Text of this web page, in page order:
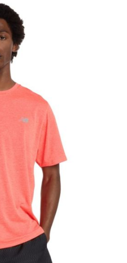
idéale entre fonctionnalité
soit pour l'entraînement ou les
confort et sa technologie
agréablement au frais et au
maille polyester doux,
agréable et léger tout en
offre une liberté de
sportif et design élégant.
pas être trop moulante, pour
fiable pour toutes